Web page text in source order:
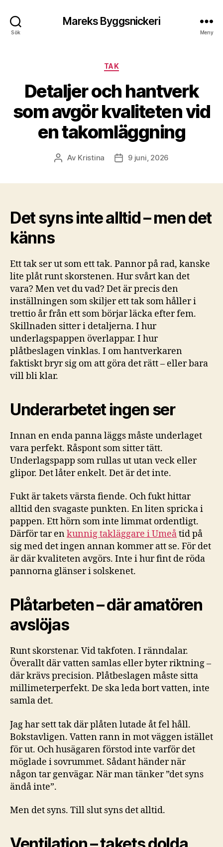
Sök
Mareks Byggsnickeri
Meny
Kategorier
TAK
Detaljer och hantverk
som avgör kvaliteten vid
en takomläggning
Inläggsförfattare
Av Kristina Inläggsdatum
9 juni, 2026
Det syns inte alltid – men det
känns
Ett tak ser ut som ett tak. Pannor på rad, kanske
lite plåt runt skorstenen. Hur svårt kan det
vara? Men vet du vad? Det är precis den
inställningen som skiljer ett tak som håller i
trettio år från ett som börjar läcka efter fem.
Skillnaden sitter i detaljerna. I hur
underlagspappen överlappar. I hur
plåtbeslagen vinklas. I om hantverkaren
faktiskt bryr sig om att göra det rätt – eller bara
vill bli klar.
Underarbetet ingen ser
Innan en enda panna läggs måste underlaget
vara perfekt. Råspont som sitter tätt.
Underlagspapp som rullas ut utan veck eller
glipor. Det låter enkelt. Det är det inte.
Fukt är takets värsta fiende. Och fukt hittar
alltid den svagaste punkten. En liten spricka i
pappen. Ett hörn som inte limmat ordentligt.
Därför tar enkunnig takläggare i Umeåtid på
sig med det ingen annan kommer att se. För det
är där kvaliteten avgörs. Inte i hur fint de röda
pannorna glänser i solskenet.
Plåtarbeten – där amatören
avslöjas
Runt skorstenar. Vid takfoten. I ränndalar.
Överallt där vatten samlas eller byter riktning –
där krävs precision. Plåtbeslagen måste sitta
millimeterperfekt. De ska leda bort vatten, inte
samla det.
Jag har sett tak där plåten lutade åt fel håll.
Bokstavligen. Vatten rann in mot väggen istället
för ut. Och husägaren förstod inte varför det
möglade i sovrummet. Sådant händer när
någon tar genvägar. När man tänker ”det syns
ändå inte”.
Men det syns. Till slut syns det alltid.